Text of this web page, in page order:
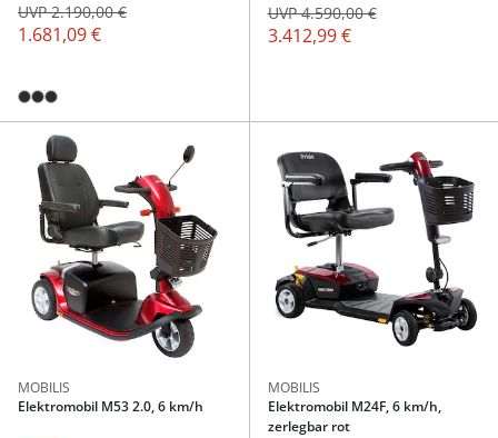
1.681,09 €
UVP 2.190,00 €
3.412,99 €
UVP 4.590,00 €
MOBILIS
Elektromobil M53 2.0, 6 km/h
MOBILIS
Elektromobil M24F, 6 km/h,
zerlegbar rot